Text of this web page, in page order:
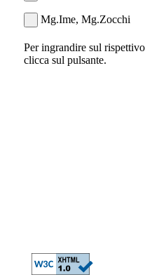
Mg.Ime, Mg.Zocchi
Per ingrandire sul rispettivo
clicca sul pulsante.